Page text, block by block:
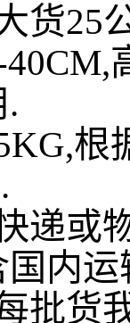
货25
.
递
国内
批